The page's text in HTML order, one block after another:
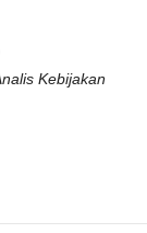
Kebijakan